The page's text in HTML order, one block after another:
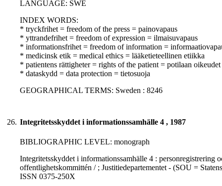
LANGUAGE: SWE
INDEX WORDS:
* tryckfrihet = freedom of the press = painovapaus
* yttrandefrihet = freedom of expression = ilmaisuvapaus
* informationsfrihet = freedom of information =
* medicinsk etik = medical ethics = lääketieteellinen etiikka
* patientens rättigheter = rights of the patient = potilaan oikeudet
* dataskydd = data protection = tietosuoja
GEOGRAPHICAL TERMS: Sweden : 8246
26. Integritetsskyddet i informationssamhälle 4 , 1987
BIBLIOGRAPHIC LEVEL: monograph
Integritetsskyddet i informationssamhälle 4 : personregistrering
offentlighetskommittén / ; Justitiedepartementet - (SOU =
ISSN 0375-250X